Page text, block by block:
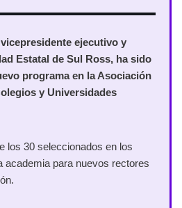
ejecutivo y
Estatal de Sul Ross, ha sido
programa en la Asociación
y Universidades
los 30 seleccionados en los
academia para nuevos rectores